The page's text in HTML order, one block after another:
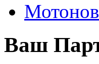
Ваш